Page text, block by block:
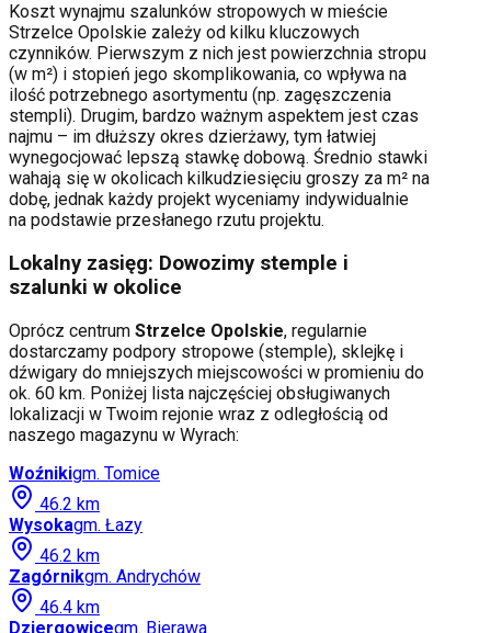
Koszt wynajmu szalunków stropowych w mieście
Strzelce Opolskie zależy od kilku kluczowych
czynników. Pierwszym z nich jest powierzchnia stropu
(w m²) i stopień jego skomplikowania, co wpływa na
ilość potrzebnego asortymentu (np. zagęszczenia
stempli). Drugim, bardzo ważnym aspektem jest czas
najmu – im dłuższy okres dzierżawy, tym łatwiej
wynegocjować lepszą stawkę dobową. Średnio stawki
wahają się w okolicach kilkudziesięciu groszy za m² na
dobę, jednak każdy projekt wyceniamy indywidualnie
na podstawie przesłanego rzutu projektu.
Lokalny zasięg: Dowozimy stemple i
szalunki w okolice
Oprócz centrum Strzelce Opolskie, regularnie
dostarczamy podpory stropowe (stemple), sklejkę i
dźwigary do mniejszych miejscowości w promieniu do
ok. 60 km. Poniżej lista najczęściej obsługiwanych
lokalizacji w Twoim rejonie wraz z odległością od
naszego magazynu w Wyrach:
Woźnikigm. Tomice
46.2 km
Wysokagm. Łazy
46.2 km
Zagórnikgm. Andrychów
46.4 km
Dziergowicegm. Bierawa